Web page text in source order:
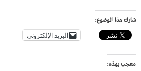
شارك هذا الموضوع:
البريد الإلكتروني
معجب بهذه: